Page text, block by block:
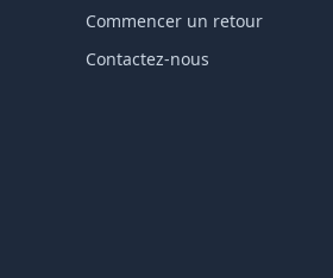
Commencer un retour
Contactez-nous